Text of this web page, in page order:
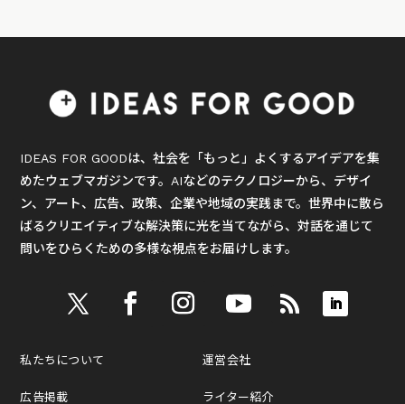
IDEAS FOR GOODは、社会を「もっと」よくするアイデアを集
めたウェブマガジンです。AIなどのテクノロジーから、デザイ
ン、アート、広告、政策、企業や地域の実践まで。世界中に散ら
ばるクリエイティブな解決策に光を当てながら、対話を通じて
問いをひらくための多様な視点をお届けします。
私たちについて
広告掲載
運営会社
ライター紹介